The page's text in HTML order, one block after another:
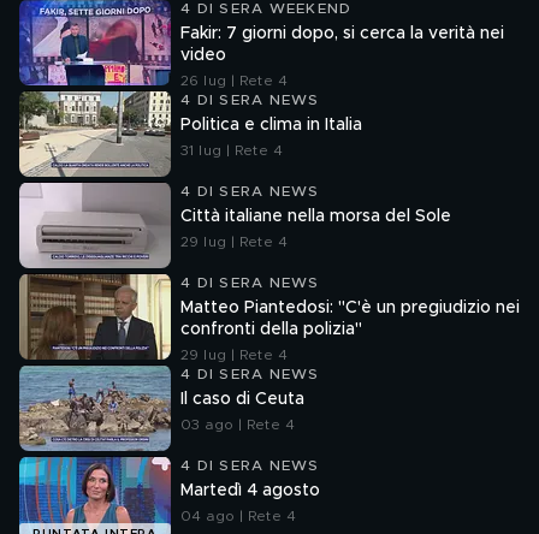
4 DI SERA WEEKEND
Fakir: 7 giorni dopo, si cerca la verità nei
video
26 lug | Rete 4
4 DI SERA NEWS
Politica e clima in Italia
31 lug | Rete 4
4 DI SERA NEWS
Città italiane nella morsa del Sole
29 lug | Rete 4
4 DI SERA NEWS
Matteo Piantedosi: "C'è un pregiudizio nei
confronti della polizia"
29 lug | Rete 4
4 DI SERA NEWS
Il caso di Ceuta
03 ago | Rete 4
4 DI SERA NEWS
Martedì 4 agosto
04 ago | Rete 4